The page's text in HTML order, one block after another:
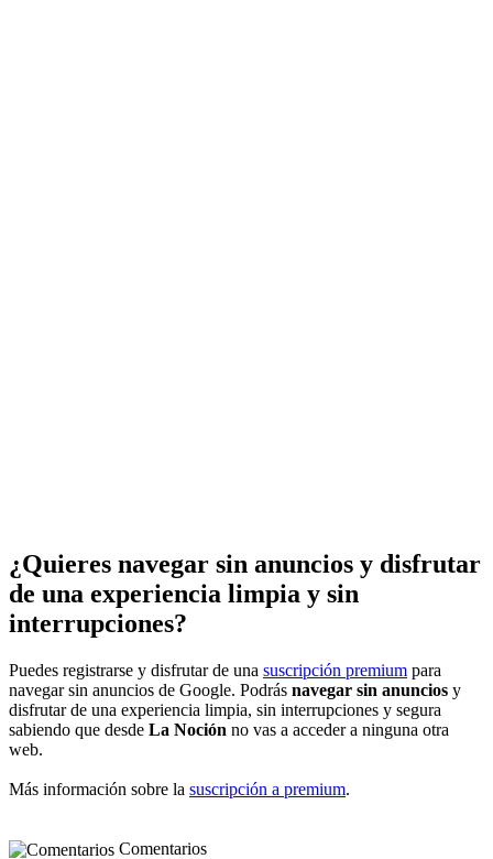
¿Quieres navegar sin anuncios y disfrutar
de una experiencia limpia y sin
interrupciones?
Puedes registrarse y disfrutar de una suscripción premium para
navegar sin anuncios de Google. Podrás navegar sin anuncios y
disfrutar de una experiencia limpia, sin interrupciones y segura
sabiendo que desde La Noción no vas a acceder a ninguna otra
web.
Más información sobre la suscripción a premium.
Comentarios